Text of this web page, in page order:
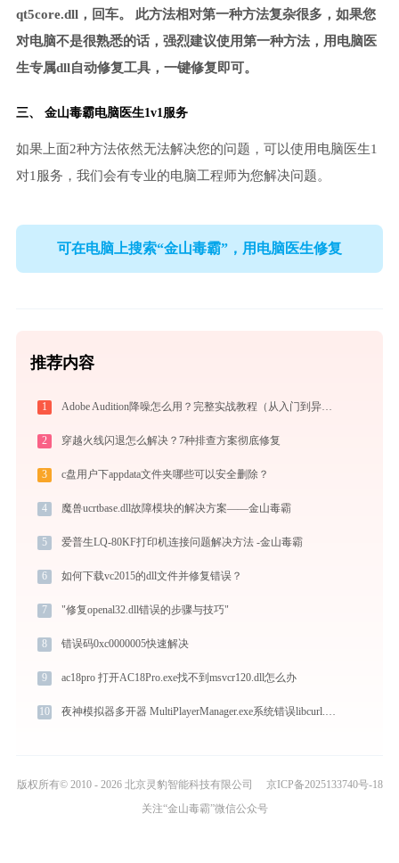
qt5core.dll，回车。 此方法相对第一种方法复杂很多，如果您
对电脑不是很熟悉的话，强烈建议使用第一种方法，用电脑医
生专属dll自动修复工具，一键修复即可。
三、 金山毒霸电脑医生1v1服务
如果上面2种方法依然无法解决您的问题，可以使用电脑医生1
对1服务，我们会有专业的电脑工程师为您解决问题。
可在电脑上搜索“金山毒霸”，用电脑医生修复
推荐内容
1 Adobe Audition降噪怎么用？完整实战教程（从入门到异常排查）
2 穿越火线闪退怎么解决？7种排查方案彻底修复
3 c盘用户下appdata文件夹哪些可以安全删除？
4 魔兽ucrtbase.dll故障模块的解决方案——金山毒霸
5 爱普生LQ-80KF打印机连接问题解决方法 -金山毒霸
6 如何下载vc2015的dll文件并修复错误？
7 "修复openal32.dll错误的步骤与技巧"
8 错误码0xc0000005快速解决
9 ac18pro 打开AC18Pro.exe找不到msvcr120.dll怎么办
10 夜神模拟器多开器 MultiPlayerManager.exe系统错误libcurl.dll丢失如何解决
版权所有© 2010 - 2026 北京灵豹智能科技有限公司
京ICP备2025133740号-18
关注“金山毒霸”微信公众号